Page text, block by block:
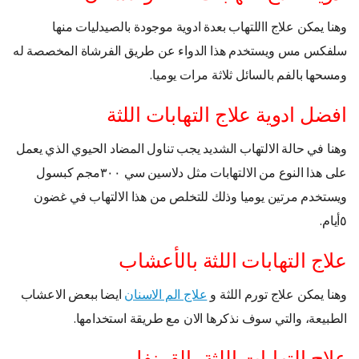
وهنا يمكن علاج االلتهاب بعدة ادوية موجودة بالصيدليات منها
سلفكس مس ويستخدم هذا الدواء عن طريق الفرشاة المخصصة له
ومسحها بالفم بالسائل ثلاثة مرات يوميا.
افضل ادوية علاج التهابات اللثة
وهنا في حالة الالتهاب الشديد يجب تناول المضاد الحيوي الذي يعمل
على هذا النوع من الالتهابات مثل دلاسين سي ٣٠٠مجم كبسول
ويستخدم مرتين يوميا وذلك للتخلص من هذا الالتهاب في غضون
٥أيام.
علاج التهابات اللثة بالأعشاب
وهنا يمكن علاج تورم اللثة و علاج الم الاسنان ايضا ببعض الاعشاب
الطبيعة، والتي سوف نذكرها الان مع طريقة استخدامها.